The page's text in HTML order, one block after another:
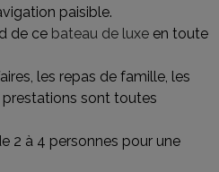
paisible.
de ce bateau de luxe en toute
les repas de famille, les
prestations sont toutes
2 à 4 personnes pour une